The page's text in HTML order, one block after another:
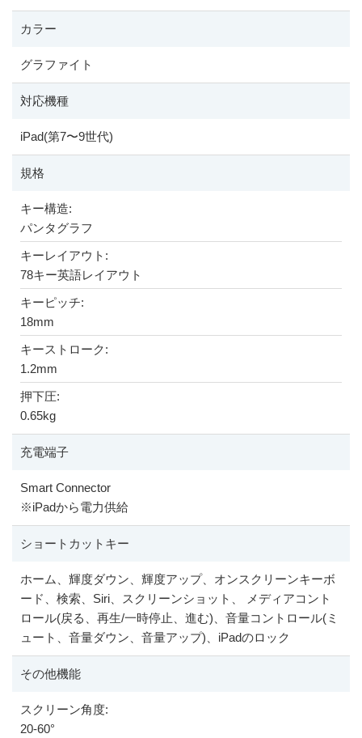
カラー
グラファイト
対応機種
iPad(第7〜9世代)
規格
キー構造:
パンタグラフ
キーレイアウト:
78キー英語レイアウト
キーピッチ:
18mm
キーストローク:
1.2mm
押下圧:
0.65kg
充電端子
Smart Connector
※iPadから電力供給
ショートカットキー
ホーム、輝度ダウン、輝度アップ、オンスクリーンキーボ
ード、検索、Siri、スクリーンショット、 メディアコント
ロール(戻る、再生/一時停止、進む)、音量コントロール(ミ
ュート、音量ダウン、音量アップ)、iPadのロック
その他機能
スクリーン角度:
20-60°